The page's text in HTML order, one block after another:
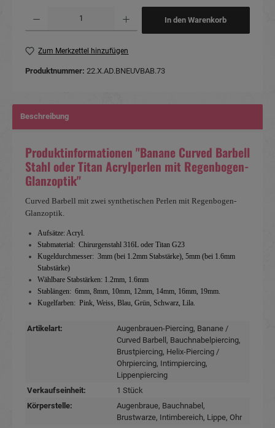
In den Warenkorb
Zum Merkzettel hinzufügen
Produktnummer: 22.X.AD.BNEUVBAB.73
Beschreibung
Produktinformationen "Banane Curved Barbell
Stahl oder Titan Acrylperlen mit Regenbogen-
Glanzoptik"
Curved Barbell mit zwei synthetischen Perlen mit Regenbogen-
Glanzoptik.
Aufsätze: Acryl.
Stabmaterial: Chirurgenstahl 316L oder Titan G23
Kugeldurchmesser: 3mm (bei 1.2mm Stabstärke), 5mm (bei 1.6mm
Stabstärke)
Wählbare Stabstärken: 1.2mm, 1.6mm
Stablängen: 6mm, 8mm, 10mm, 12mm, 14mm, 16mm, 19mm.
Kugelfarben: Pink, Weiss, Blau, Grün, Schwarz, Lila.
Artikelart: Augenbrauen-Piercing, Banane /
Curved Barbell , Bauchnabelpiercing,
Brustpiercing, Helix-Piercing /
Ohrpiercing, Intimpiercing,
Lippenpiercing
Verkaufseinheit:
1 Stück
Körperstelle:
Augenbraue, Bauchnabel ,
Brustwarze, Intimbereich, Lippe, Ohr